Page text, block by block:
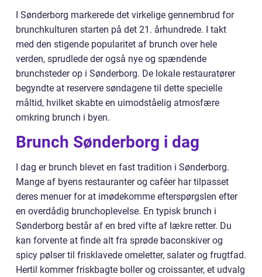
I Sønderborg markerede det virkelige gennembrud for
brunchkulturen starten på det 21. århundrede. I takt
med den stigende popularitet af brunch over hele
verden, sprudlede der også nye og spændende
brunchsteder op i Sønderborg. De lokale restauratører
begyndte at reservere søndagene til dette specielle
måltid, hvilket skabte en uimodståelig atmosfære
omkring brunch i byen.
Brunch Sønderborg i dag
I dag er brunch blevet en fast tradition i Sønderborg.
Mange af byens restauranter og caféer har tilpasset
deres menuer for at imødekomme efterspørgslen efter
en overdådig brunchoplevelse. En typisk brunch i
Sønderborg består af en bred vifte af lækre retter. Du
kan forvente at finde alt fra sprøde baconskiver og
spicy pølser til frisklavede omeletter, salater og frugtfad.
Hertil kommer friskbagte boller og croissanter, et udvalg